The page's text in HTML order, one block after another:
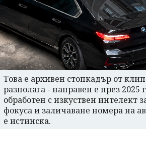
Това е архивен стопкадър от
разполага - направен е през 2025
обработен с изкуствен интелект
фокуса и заличаване номера на
е истинска.